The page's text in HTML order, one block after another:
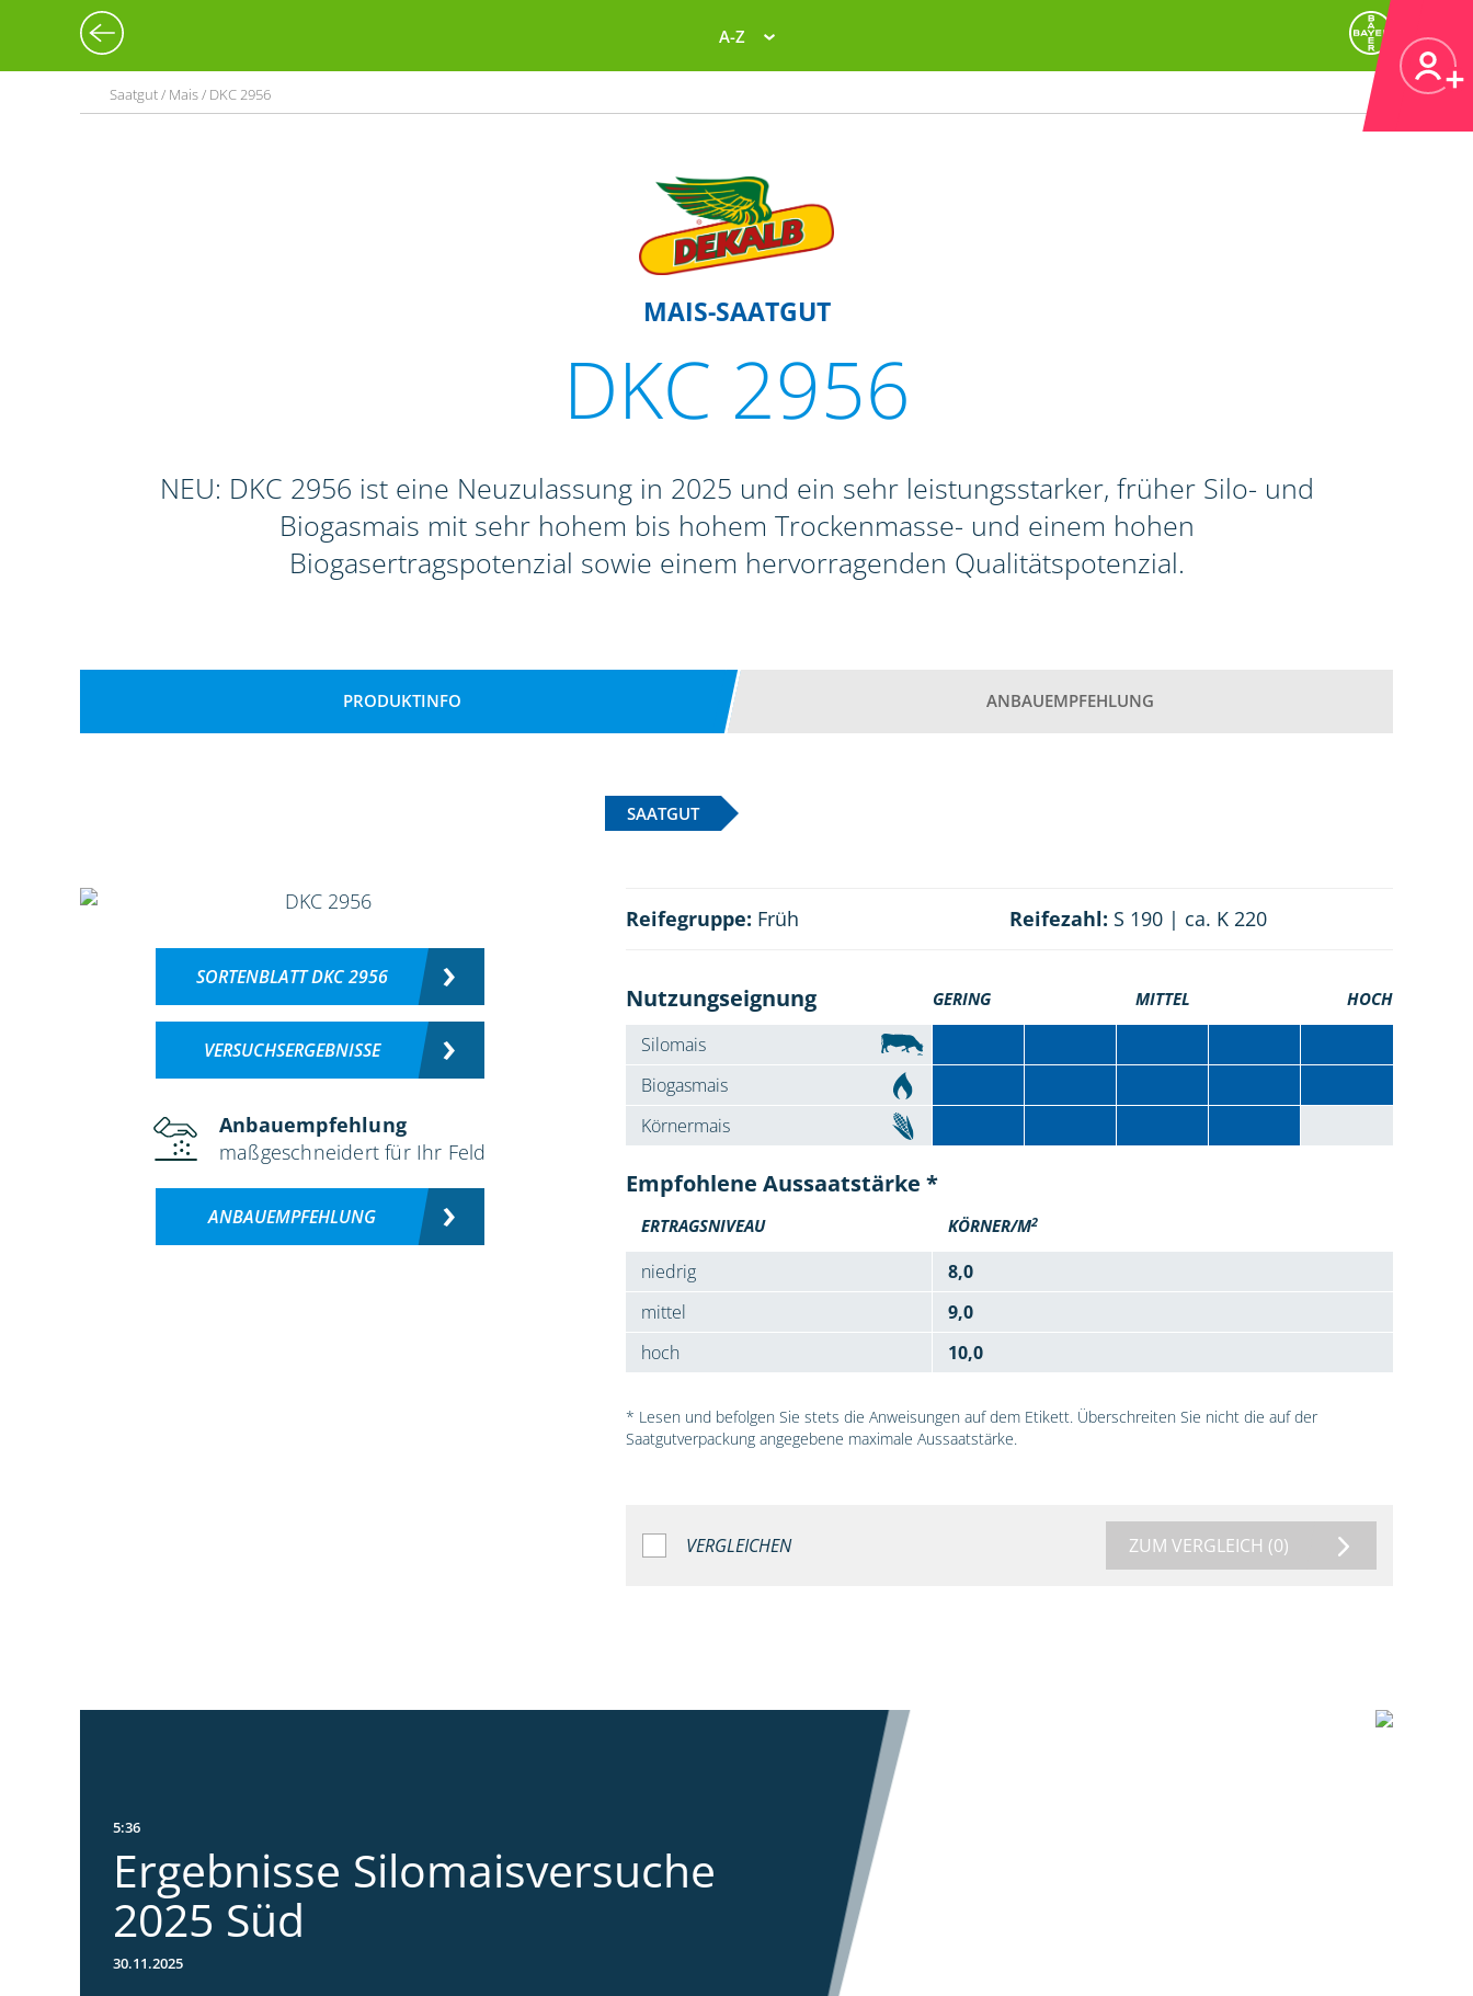
A-Z
Saatgut / Mais / DKC 2956
MAIS-SAATGUT
DKC 2956
NEU: DKC 2956 ist eine Neuzulassung in 2025 und ein sehr leistungsstarker, früher Silo- und
Biogasmais mit sehr hohem bis hohem Trockenmasse- und einem hohen
Biogasertragspotenzial sowie einem hervorragenden Qualitätspotenzial.
PRODUKTINFO ANBAUEMPFEHLUNG
SAATGUT
SORTENBLATT DKC 2956
VERSUCHSERGEBNISSE
Anbauempfehlung
maßgeschneidert für Ihr Feld
ANBAUEMPFEHLUNG
Reifegruppe: Früh Reifezahl: S 190 | ca. K 220
Nutzungseignung GERING MITTEL HOCH
Silomais
Biogasmais
Körnermais
Empfohlene Aussaatstärke *
ERTRAGSNIVEAU KÖRNER/M2
niedrig
8,0
mittel
9,0
hoch
10,0
* Lesen und befolgen Sie stets die Anweisungen auf dem Etikett. Überschreiten Sie nicht die auf der
Saatgutverpackung angegebene maximale Aussaatstärke.
VERGLEICHEN ZUM VERGLEICH (0)
5:36
Ergebnisse Silomaisversuche
2025 Süd
30.11.2025